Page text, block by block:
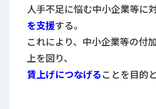
人手不足に悩む中小企業等に対
を支援する。
これにより、中小企業等の付
上を図り、
賃上げにつなげることを目的